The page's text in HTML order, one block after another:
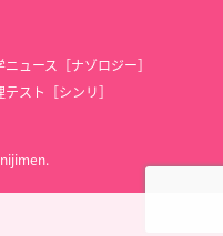
ニュース［ナゾロジー］
テスト［シンリ］